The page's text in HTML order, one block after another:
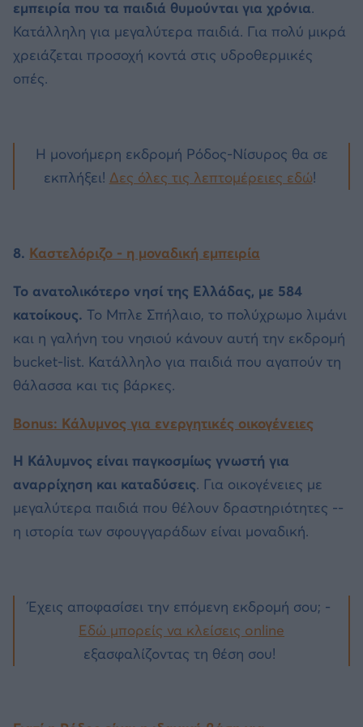
εμπειρία που τα παιδιά θυμούνται για χρόνια.
Κατάλληλη για μεγαλύτερα παιδιά. Για πολύ μικρά
χρειάζεται προσοχή κοντά στις υδροθερμικές
οπές.
Η μονοήμερη εκδρομή Ρόδος-Νίσυρος θα σε
εκπλήξει! Δες όλες τις λεπτομέρειες εδώ!
8. Καστελόριζο - η μοναδική εμπειρία
Το ανατολικότερο νησί της Ελλάδας, με 584
κατοίκους. Το Μπλε Σπήλαιο, το πολύχρωμο λιμάνι
και η γαλήνη του νησιού κάνουν αυτή την εκδρομή
bucket-list. Κατάλληλο για παιδιά που αγαπούν τη
θάλασσα και τις βάρκες.
Bonus: Κάλυμνος για ενεργητικές οικογένειες
Η Κάλυμνος είναι παγκοσμίως γνωστή για
αναρρίχηση και καταδύσεις. Για οικογένειες με
μεγαλύτερα παιδιά που θέλουν δραστηριότητες --
η ιστορία των σφουγγαράδων είναι μοναδική.
Έχεις αποφασίσει την επόμενη εκδρομή σου; -
Εδώ μπορείς να κλείσεις online
εξασφαλίζοντας τη θέση σου!